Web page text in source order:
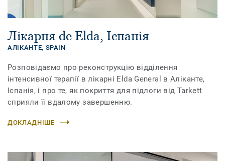
Лікарня de Elda, Іспанія
АЛІКАНТЕ, SPAIN
Розповідаємо про реконструкцію відділення
інтенсивної терапії в лікарні Elda General в Аліканте,
Іспанія, і про те, як покриття для підлоги від Tarkett
сприяли її вдалому завершенню.
ДОКЛАДНІШЕ